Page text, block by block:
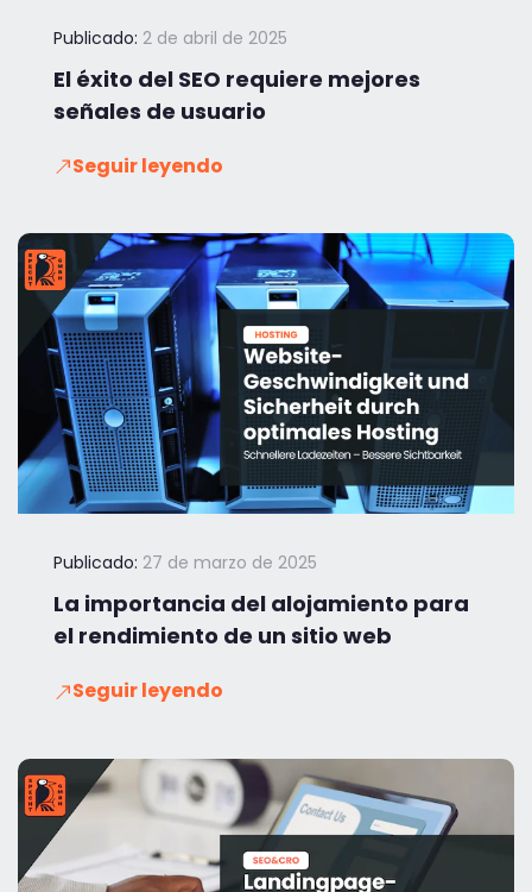
Publicado: 2 de abril de 2025
El éxito del SEO requiere mejores
señales de usuario
Seguir leyendo
Publicado: 27 de marzo de 2025
La importancia del alojamiento para
el rendimiento de un sitio web
Seguir leyendo